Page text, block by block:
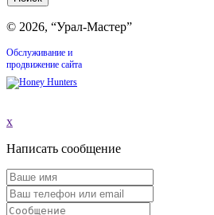
© 2026, “Урал-Мастер”
Обслуживание и
продвижение сайта
x
Написать сообщение